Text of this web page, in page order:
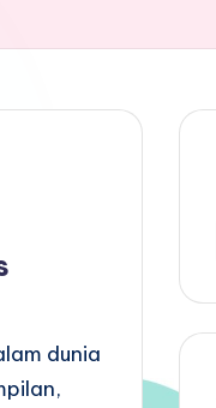
dunia